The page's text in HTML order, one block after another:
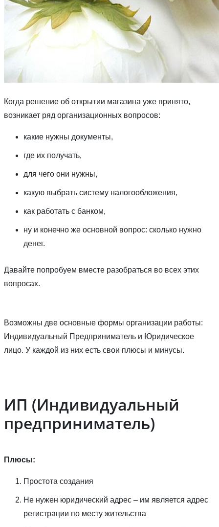
Когда решение об открытии магазина уже принято,
возникает ряд организационных вопросов:
какие нужны документы,
где их получать,
для чего они нужны,
какую выбрать систему налогообложения,
как работать с банком,
ну и конечно же основной вопрос: сколько нужно
денег.
Давайте попробуем вместе разобраться во всех этих
вопросах.
Возможны две основные формы организации работы:
Индивидуальный Предприниматель и Юридическое
лицо. У каждой из них есть свои плюсы и минусы.
ИП (Индивидуальный
предприниматель)
Плюсы:
Простота создания
Не нужен юридический адрес – им является адрес
регистрации по месту жительства